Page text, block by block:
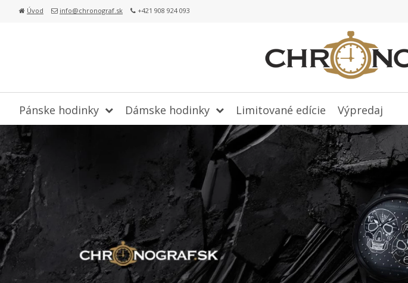
Úvod info@chronograf.sk +421 908 924 093
Pánske hodinky Dámske hodinky Limitované edície Výpredaj